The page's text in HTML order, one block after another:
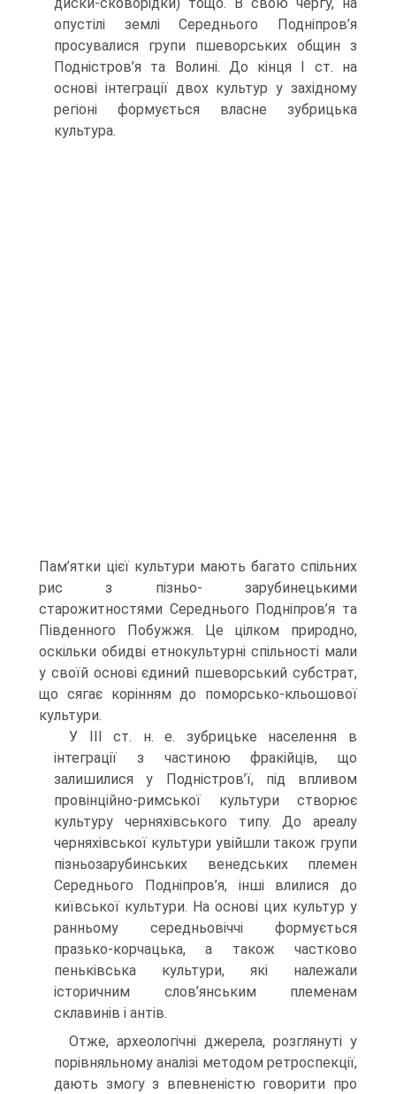
опустілі землі Середнього Подніпров’я
просувалися групи пшеворських общин з
Подністров’я та Волині. До кінця І ст. на
основі інтеграції двох культур у західному
регіоні формується власне зубрицька
культура.
Пам’ятки цієї культури мають багато спільних
рис з пізньо- зарубинецькими
старожитностями Середнього Подніпров’я та
Південного Побужжя. Це цілком природно,
оскільки обидві етнокультурні спільності мали
у своїй основі єдиний пшеворський субстрат,
що сягає корінням до поморсько-кльошової
культури.
У ІІІ ст. н. е. зубрицьке населення в
інтеграції з частиною фракійців, що
залишилися у Подністров’ї, під впливом
провінційно-римської культури створює
культуру черняхівського типу. До ареалу
черняхівської культури увійшли також групи
пізньозарубинських венедських племен
Середнього Подніпров’я, інші влилися до
київської культури. На основі цих культур у
ранньому середньовіччі формується
празько-корчацька, а також частково
пеньківська культури, які належали
історичним слов’янським племенам
склавинів і антів.
Отже, археологічні джерела, розглянуті у
порівняльному аналізі методом ретроспекції,
дають змогу з впевненістю говорити про